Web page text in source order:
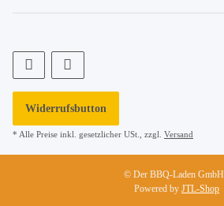
Widerrufsbutton
* Alle Preise inkl. gesetzlicher USt., zzgl. Versand
© Der BBQ-Laden GmbH
Powered by JTL-Shop